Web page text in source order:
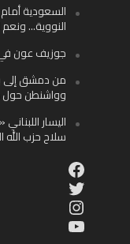
السعودية أمام
النووية… ونعم
جوزيف عون في
من دمشق إلى
وواشنطن حول
اليسار
سلاح حزب الله
Facebook
Twitter
Instagram
YouTube